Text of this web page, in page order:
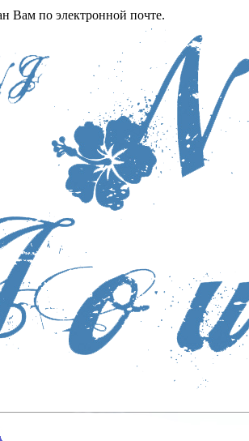
Вам по электронной почте.